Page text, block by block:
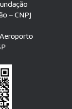
– CNPJ
Aeroporto